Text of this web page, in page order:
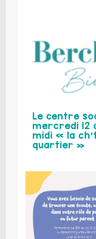
Le centre
mercredi 12
midi « la
quartier »